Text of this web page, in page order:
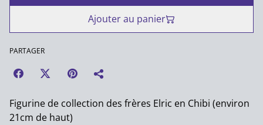
Ajouter au panier
PARTAGER
Figurine de collection des frères Elric en Chibi (environ
21cm de haut)